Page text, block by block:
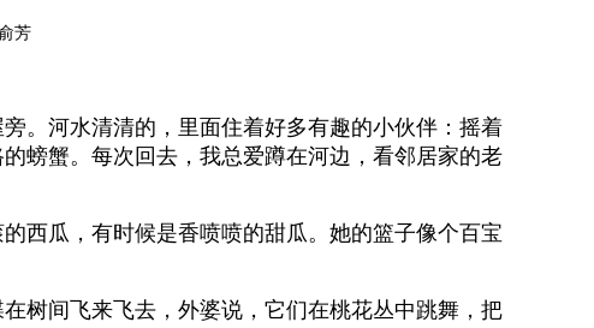
芳
。河水清清的，里面住着好多有趣的小伙伴：摇着
螃蟹。每次回去，我总爱蹲在河边，看邻居家的老
西瓜，有时候是香喷喷的甜瓜。她的篮子像个百宝
树间飞来飞去，外婆说，它们在桃花丛中跳舞，把